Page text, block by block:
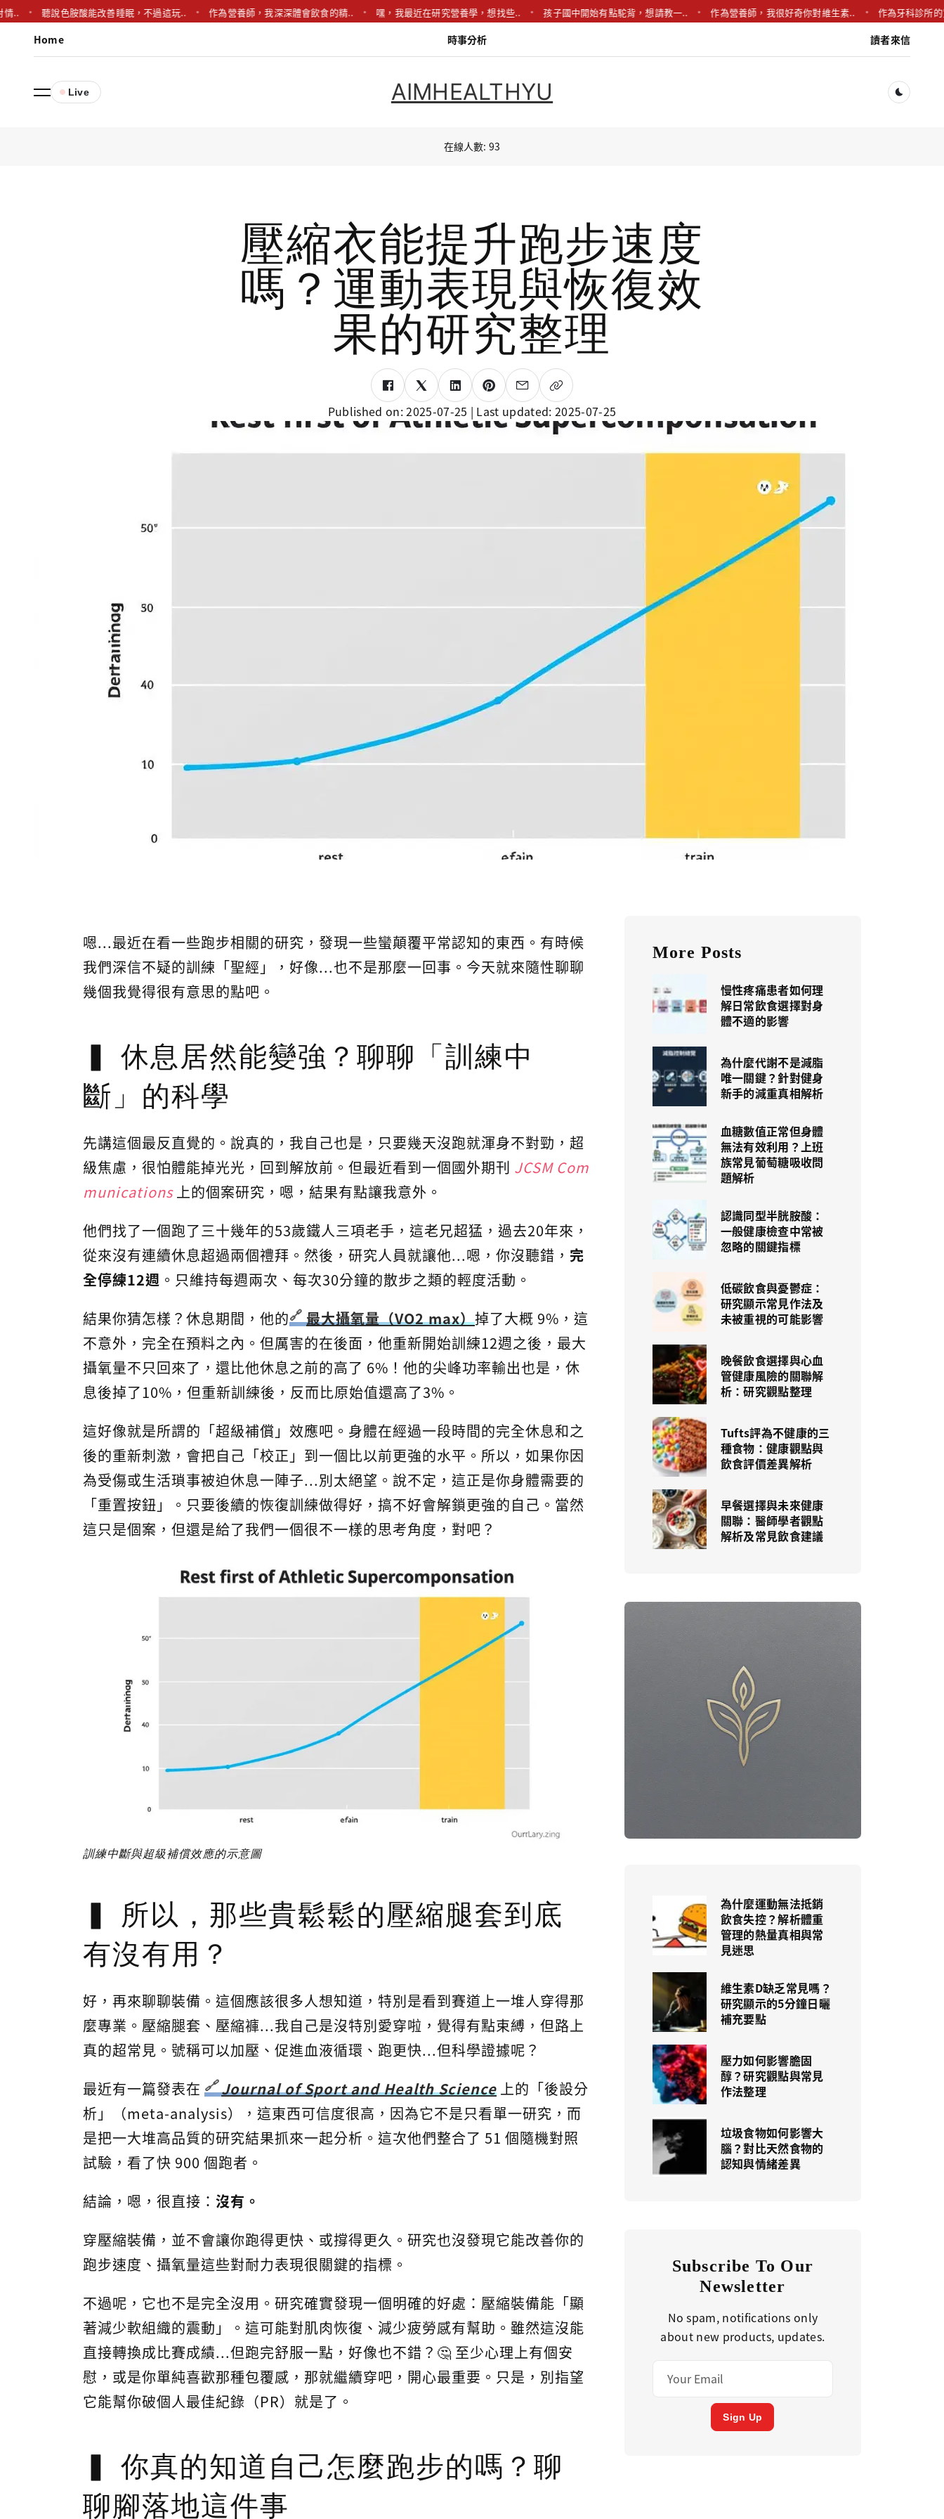
聽說色胺酸能改善睡眠，不過這玩.. 作為營養師，我深深體會飲食的精.. 嘿，我最近在研究營養學，想找些.. 孩子國中開始有點駝背，想請教一.. 作為營養師，我很好奇你對維生素.. 作為牙科診所的資深
Home 時事分析 讀者來信
Live AIMHEALTHYU
在線人數: 93
壓縮衣能提升跑步速度
嗎？運動表現與恢復效
果的研究整理
Published on:2025-07-25 | Last updated: 2025-07-25
嗯...最近在看一些跑步相關的研究，發現一些蠻顛覆平常認知的東西。有時候
我們深信不疑的訓練「聖經」，好像...也不是那麼一回事。今天就來隨性聊聊
幾個我覺得很有意思的點吧。
休息居然能變強？聊聊「訓練中
斷」的科學
先講這個最反直覺的。說真的，我自己也是，只要幾天沒跑就渾身不對勁，超
級焦慮，很怕體能掉光光，回到解放前。但最近看到一個國外期刊 JCSM Com
munications上的個案研究，嗯，結果有點讓我意外。
他們找了一個跑了三十幾年的53歲鐵人三項老手，這老兄超猛，過去20年來，
從來沒有連續休息超過兩個禮拜。然後，研究人員就讓他...嗯，你沒聽錯， 完
全停練12週 。只維持每週兩次、每次30分鐘的散步之類的輕度活動。
結果你猜怎樣？休息期間，他的
最大攝氧量（VO2 max）掉了大概 9%，這
不意外，完全在預料之內。但厲害的在後面，他重新開始訓練12週之後，最大
攝氧量不只回來了，還比他休息之前的高了 6%！他的尖峰功率輸出也是，休
息後掉了10%，但重新訓練後，反而比原始值還高了3%。
這好像就是所謂的「超級補償」效應吧。身體在經過一段時間的完全休息和之
後的重新刺激，會把自己「校正」到一個比以前更強的水平。所以，如果你因
為受傷或生活瑣事被迫休息一陣子...別太絕望。說不定，這正是你身體需要的
「重置按鈕」。只要後續的恢復訓練做得好，搞不好會解鎖更強的自己。當然
這只是個案，但還是給了我們一個很不一樣的思考角度，對吧？
訓練中斷與超級補償效應的示意圖
所以，那些貴鬆鬆的壓縮腿套到底
有沒有用？
好，再來聊聊裝備。這個應該很多人想知道，特別是看到賽道上一堆人穿得那
麼專業。壓縮腿套、壓縮褲...我自己是沒特別愛穿啦，覺得有點束縛，但路上
真的超常見。號稱可以加壓、促進血液循環、跑更快...但科學證據呢？
最近有一篇發表在
Journal of Sport and Health Science 上的「後設分
析」（meta-analysis），這東西可信度很高，因為它不是只看單一研究，而
是把一大堆高品質的研究結果抓來一起分析。這次他們整合了 51 個隨機對照
試驗，看了快 900 個跑者。
結論，嗯，很直接： 沒有。
穿壓縮裝備，並不會讓你跑得更快、或撐得更久。研究也沒發現它能改善你的
跑步速度、攝氧量這些對耐力表現很關鍵的指標。
不過呢，它也不是完全沒用。研究確實發現一個明確的好處：壓縮裝備能「顯
著減少軟組織的震動」。這可能對肌肉恢復、減少疲勞感有幫助。雖然這沒能
直接轉換成比賽成績...但跑完舒服一點，好像也不錯？🤔 至少心理上有個安
慰，或是你單純喜歡那種包覆感，那就繼續穿吧，開心最重要。只是，別指望
它能幫你破個人最佳紀錄（PR）就是了。
你真的知道自己怎麼跑步的嗎？聊
聊腳落地這件事
More Posts
慢性疼痛患者如何理
解日常飲食選擇對身
體不適的影響
為什麼代謝不是減脂
唯一關鍵？針對健身
新手的減重真相解析
血糖數值正常但身體
無法有效利用？上班
族常見葡萄糖吸收問
題解析
認識同型半胱胺酸：
一般健康檢查中常被
忽略的關鍵指標
低碳飲食與憂鬱症：
研究顯示常見作法及
未被重視的可能影響
晚餐飲食選擇與心血
管健康風險的關聯解
析：研究觀點整理
Tufts評為不健康的三
種食物：健康觀點與
飲食評價差異解析
早餐選擇與未來健康
關聯：醫師學者觀點
解析及常見飲食建議
為什麼運動無法抵銷
飲食失控？解析體重
管理的熱量真相與常
見迷思
維生素D缺乏常見嗎？
研究顯示的5分鐘日曬
補充要點
壓力如何影響膽固
醇？研究觀點與常見
作法整理
垃圾食物如何影響大
腦？對比天然食物的
認知與情緒差異
Subscribe To Our
Newsletter
No spam, notifications only
about new products, updates.
Sign Up